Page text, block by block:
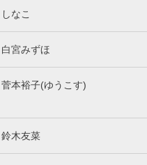
しなこ
白宮みずほ
菅本裕子(ゆうこす)
鈴木友菜